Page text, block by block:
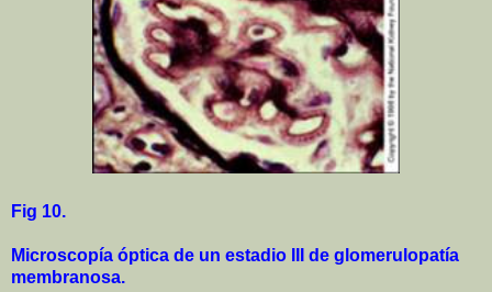
Fig 10.
Microscopía óptica de un estadio III de glomerulopatía
membranosa.